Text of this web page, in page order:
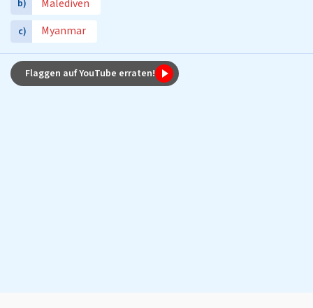
b) Malediven
c) Myanmar
Flaggen auf YouTube erraten!